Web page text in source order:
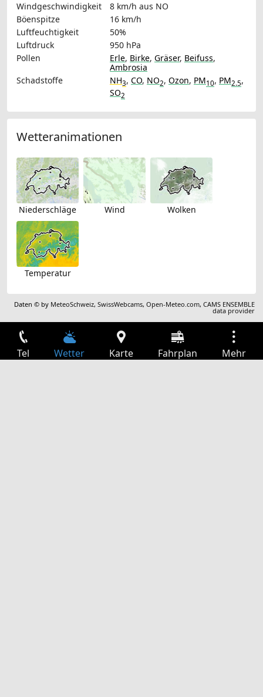
Windgeschwindigkeit
8 km/h aus NO
Böenspitze
16 km/h
Luftfeuchtigkeit
50%
Luftdruck
950 hPa
Pollen
Erle, Birke, Gräser, Beifuss,
Ambrosia
Schadstoffe
NH3, CO, NO2, Ozon, PM10, PM2.5,
SO2
Wetteranimationen
Niederschläge Wind Wolken
Temperatur
Daten © by MeteoSchweiz,SwissWebcams,Open-Meteo.com,CAMS ENSEMBLE
data provider
Tel Wetter Karte Fahrplan Mehr